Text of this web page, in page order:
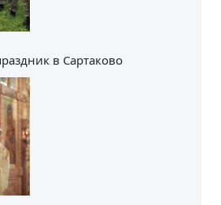
в Сартаково